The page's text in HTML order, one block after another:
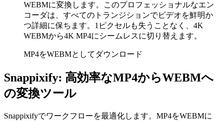
WEBMに変換します。このプロフェッショナルなエン
コーダは、すべてのトランジションでビデオを鮮明か
つ詳細に保ちます。1ピクセルも失うことなく、4K
WEBMから4K MP4にシームレスに切り替えます。
MP4をWEBMとしてダウンロード
Snappixify: 高効率なMP4からWEBMへ
の変換ツール
Snappixifyでワークフローを最適化します。MP4をWEBMに